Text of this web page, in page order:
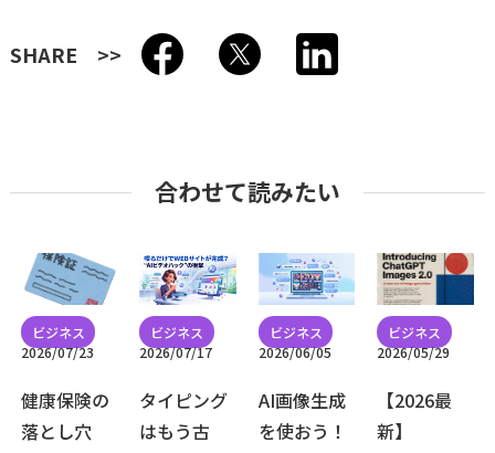
SHARE
合わせて読みたい
2026/07/23
健康保険の
落とし穴
2026/07/17
タイピング
はもう古
2026/06/05
AI画像生成
を使おう！
2026/05/29
【2026最
新】